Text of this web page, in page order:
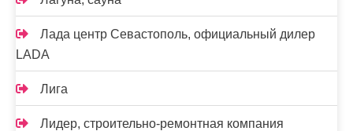
Лада центр Севастополь, официальный дилер
LADA
Лига
Лидер, строительно-ремонтная компания